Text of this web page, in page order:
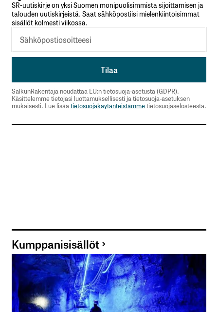
SR-uutiskirje on yksi Suomen monipuolisimmista sijoittamisen ja
talouden uutiskirjeistä. Saat sähköpostiisi mielenkiintoisimmat
sisällöt kolmesti viikossa.
SalkunRakentaja noudattaa EU:n tietosuoja-asetusta (GDPR).
Käsittelemme tietojasi luottamuksellisesti ja tietosuoja-asetuksen
mukaisesti. Lue lisää tietosuojakäytänteistämmetietosuojaselosteesta.
Kumppanisisällöt